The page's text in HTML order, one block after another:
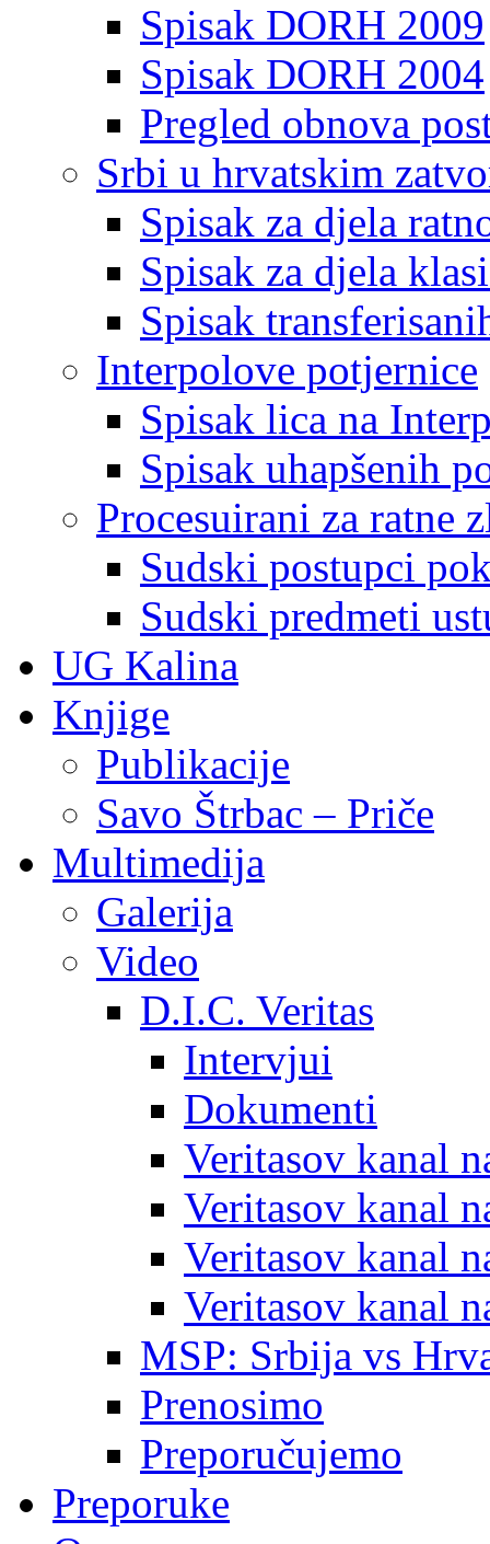
Spisak DORH 2009
Spisak DORH 2004
Pregled obnova
Srbi u hrvatskim
Spisak za djela
Spisak za djela
Spisak
Interpolove potjernice
Spisak lica na
Spisak uhapšenih
Procesuirani za ratne
Sudski postupci
Sudski predmeti
UG Kalina
Knjige
Publikacije
Savo Štrbac – Priče
Multimedija
Galerija
Video
D.I.C. Veritas
Intervjui
Dokumenti
Veritasov kanal
Veritasov kanal
Veritasov kanal
Veritasov kanal
MSP: Srbija vs
Prenosimo
Preporučujemo
Preporuke